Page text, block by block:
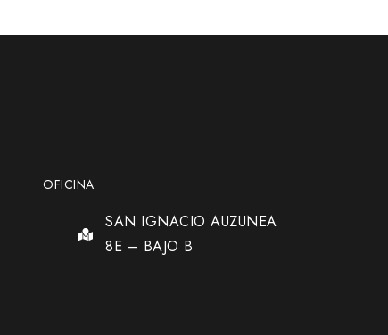
OFICINA
SAN IGNACIO AUZUNEA
8E – BAJO B